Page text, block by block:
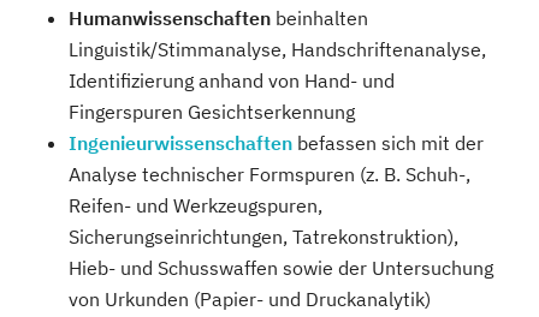
Humanwissenschaften beinhalten
Linguistik/Stimmanalyse, Handschriftenanalyse,
Identifizierung anhand von Hand- und
Fingerspuren Gesichtserkennung
Ingenieurwissenschaften befassen sich mit der
Analyse technischer Formspuren (z. B. Schuh-,
Reifen- und Werkzeugspuren,
Sicherungseinrichtungen, Tatrekonstruktion),
Hieb- und Schusswaffen sowie der Untersuchung
von Urkunden (Papier- und Druckanalytik)